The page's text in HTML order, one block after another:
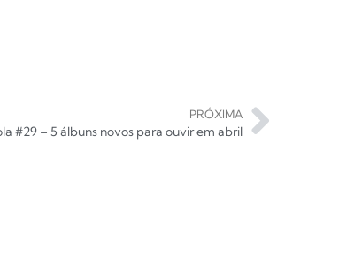
PRÓXIMA
#29 – 5 álbuns novos para ouvir em abril